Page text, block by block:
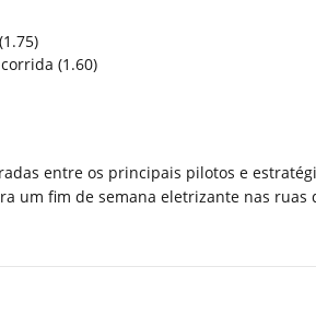
(1.60)
entre os principais pilotos e
um fim de semana eletrizante nas ruas